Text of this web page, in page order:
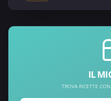
IL
TROVA RICETTE